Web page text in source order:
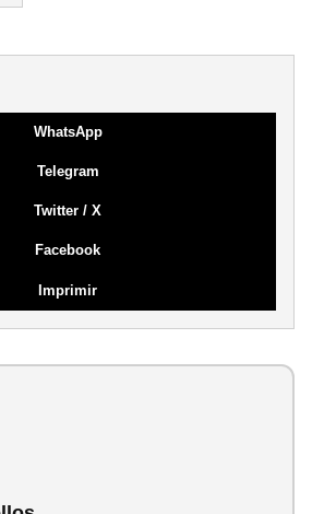
WhatsApp
Telegram
Twitter / X
Facebook
Imprimir